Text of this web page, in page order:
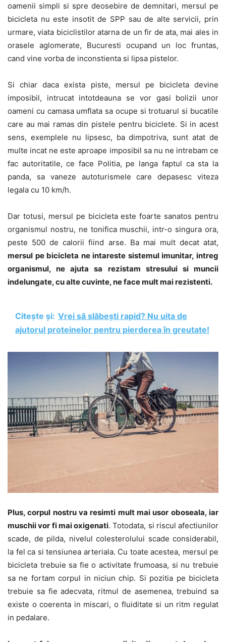
oamenii simpli si spre deosebire de demnitari, mersul pe
bicicleta nu este insotit de SPP sau de alte servicii, prin
urmare, viata biciclistilor atarna de un fir de ata, mai ales in
orasele aglomerate, Bucuresti ocupand un loc fruntas,
cand vine vorba de inconstienta si lipsa pistelor.
Si chiar daca exista piste, mersul pe bicicleta devine
imposibil, intrucat intotdeauna se vor gasi bolizii unor
oameni cu camasa umflata sa ocupe si trotuarul si bucatile
care au mai ramas din pistele pentru biciclete. Si in acest
sens, exemplele nu lipsesc, ba dimpotriva, sunt atat de
multe incat ne este aproape imposibil sa nu ne intrebam ce
fac autoritatile, ce face Politia, pe langa faptul ca sta la
panda, sa vaneze autoturismele care depasesc viteza
legala cu 10 km/h.
Dar totusi, mersul pe bicicleta este foarte sanatos pentru
organismul nostru, ne tonifica muschii, intr-o singura ora,
peste 500 de calorii fiind arse. Ba mai mult decat atat,
mersul pe bicicleta ne intareste sistemul imunitar, intreg
organismul, ne ajuta sa rezistam stresului si muncii
indelungate, cu alte cuvinte, ne face mult mai rezistenti.
Citește și: Vrei să slăbești rapid? Nu uita de
ajutorul proteinelor pentru pierderea în greutate!
Plus, corpul nostru va resimti mult mai usor oboseala, iar
muschii vor fi mai oxigenati. Totodata, si riscul afectiunilor
scade, de pilda, nivelul colesterolului scade considerabil,
la fel ca si tensiunea arteriala. Cu toate acestea, mersul pe
bicicleta trebuie sa fie o activitate frumoasa, si nu trebuie
sa ne fortam corpul in niciun chip. Si pozitia pe bicicleta
trebuie sa fie adecvata, ritmul de asemenea, trebuind sa
existe o coerenta in miscari, o fluiditate si un ritm regulat
in pedalare.